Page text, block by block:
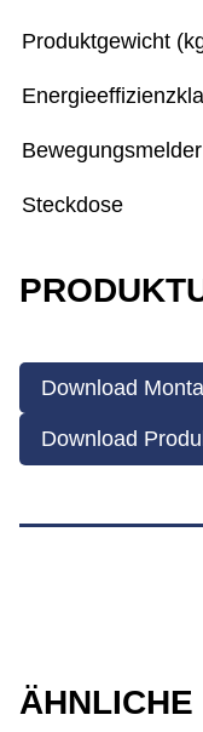
Produktgewicht
Bewegungsmelder
Steckdose
Download
Download